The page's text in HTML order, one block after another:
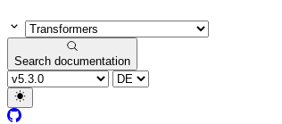
Search documentation